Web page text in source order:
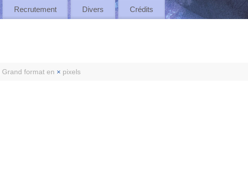
Recrutement Divers Crédits
Grand format en × pixels